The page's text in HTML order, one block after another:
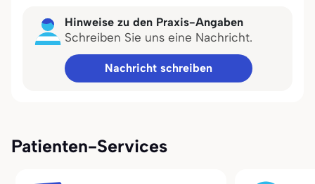
Hinweise zu den Praxis-Angaben
Schreiben Sie uns eine Nachricht.
Nachricht schreiben
Patienten-Services